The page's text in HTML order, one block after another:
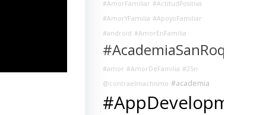
#AmorFamiliar #ActitudPositiva
#AmorYFamilia #ApoyoFamiliar
#android #AmorEnFamilia
#AcademiaSanRoque
#amor #AmorDeFamilia #25n
@contraelmachismo #academia
#AppDevelopment